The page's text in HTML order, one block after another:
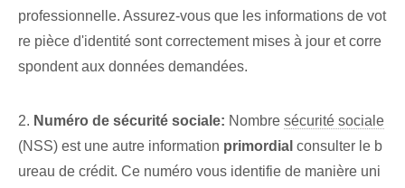
professionnelle. Assurez-vous que les informations de vot
re pièce d'identité sont correctement mises à jour et corre
spondent aux données demandées.
2. Numéro de sécurité sociale: Nombre sécurité sociale
(NSS)​ est une autre information primordial consulter le b
ureau de crédit. Ce numéro vous identifie de manière uni